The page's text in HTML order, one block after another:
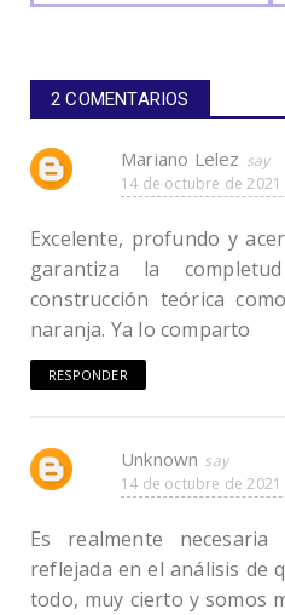
2 COMENTARIOS
Mariano Lelez
14 de octubre de 2021
Excelente, profundo y
garantiza la
construcción teórica
naranja. Ya lo comparto
RESPONDER
Unknown
14 de octubre de 2021
Es realmente
reflejada en el análisis de
todo, muy cierto y somos